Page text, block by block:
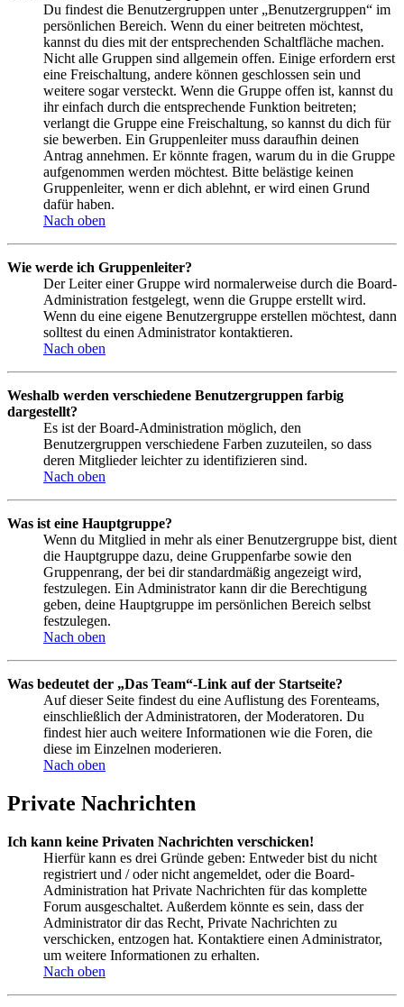
Du findest die Benutzergruppen unter „Benutzergruppen“ im
persönlichen Bereich. Wenn du einer beitreten möchtest,
kannst du dies mit der entsprechenden Schaltfläche machen.
Nicht alle Gruppen sind allgemein offen. Einige erfordern erst
eine Freischaltung, andere können geschlossen sein und
weitere sogar versteckt. Wenn die Gruppe offen ist, kannst du
ihr einfach durch die entsprechende Funktion beitreten;
verlangt die Gruppe eine Freischaltung, so kannst du dich für
sie bewerben. Ein Gruppenleiter muss daraufhin deinen
Antrag annehmen. Er könnte fragen, warum du in die Gruppe
aufgenommen werden möchtest. Bitte belästige keinen
Gruppenleiter, wenn er dich ablehnt, er wird einen Grund
dafür haben.
Nach oben
Wie werde ich Gruppenleiter?
Der Leiter einer Gruppe wird normalerweise durch die Board-
Administration festgelegt, wenn die Gruppe erstellt wird.
Wenn du eine eigene Benutzergruppe erstellen möchtest, dann
solltest du einen Administrator kontaktieren.
Nach oben
Weshalb werden verschiedene Benutzergruppen farbig
dargestellt?
Es ist der Board-Administration möglich, den
Benutzergruppen verschiedene Farben zuzuteilen, so dass
deren Mitglieder leichter zu identifizieren sind.
Nach oben
Was ist eine Hauptgruppe?
Wenn du Mitglied in mehr als einer Benutzergruppe bist, dient
die Hauptgruppe dazu, deine Gruppenfarbe sowie den
Gruppenrang, der bei dir standardmäßig angezeigt wird,
festzulegen. Ein Administrator kann dir die Berechtigung
geben, deine Hauptgruppe im persönlichen Bereich selbst
festzulegen.
Nach oben
Was bedeutet der „Das Team“-Link auf der Startseite?
Auf dieser Seite findest du eine Auflistung des Forenteams,
einschließlich der Administratoren, der Moderatoren. Du
findest hier auch weitere Informationen wie die Foren, die
diese im Einzelnen moderieren.
Nach oben
Private Nachrichten
Ich kann keine Privaten Nachrichten verschicken!
Hierfür kann es drei Gründe geben: Entweder bist du nicht
registriert und / oder nicht angemeldet, oder die Board-
Administration hat Private Nachrichten für das komplette
Forum ausgeschaltet. Außerdem könnte es sein, dass der
Administrator dir das Recht, Private Nachrichten zu
verschicken, entzogen hat. Kontaktiere einen Administrator,
um weitere Informationen zu erhalten.
Nach oben